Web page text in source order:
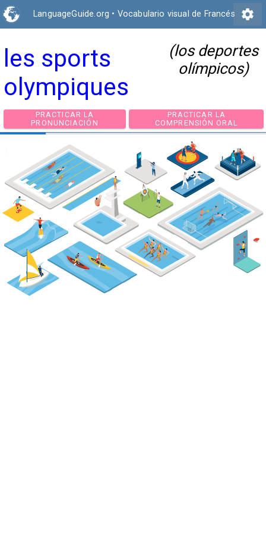
LanguageGuide.org • Vocabulario visual de Francés settings
les sports
olympiques
(los deportes
olímpicos)
PRACTICAR LA
PRACTICAR LA
COMPRENSIÓN